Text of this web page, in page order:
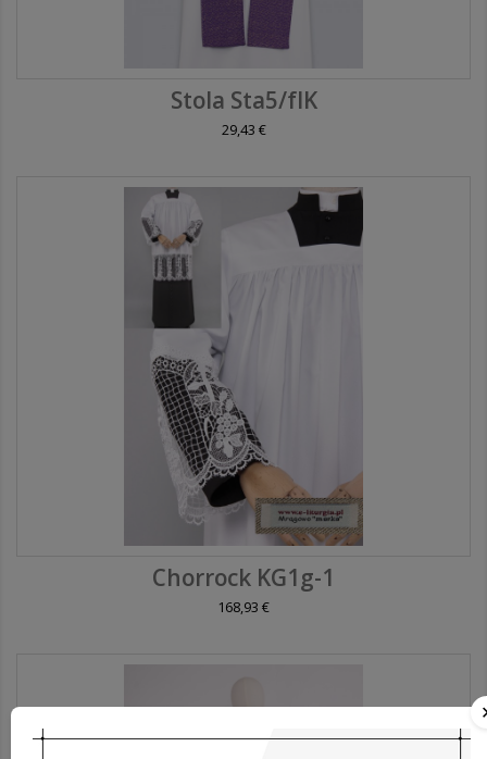
Stola Sta5/fIK
29,43 €
Chorrock KG1g-1
168,93 €